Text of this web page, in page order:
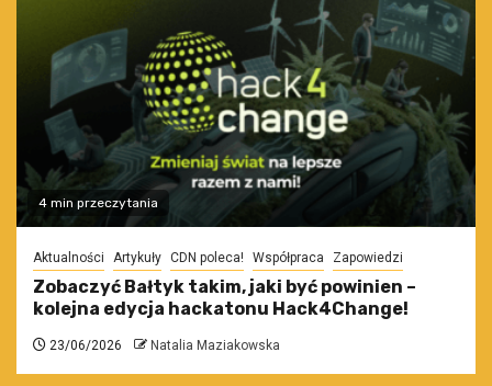
4 min przeczytania
Aktualności Artykuły CDN poleca! Współpraca Zapowiedzi
Zobaczyć Bałtyk takim, jaki być powinien –
kolejna edycja hackatonu Hack4Change!
23/06/2026 Natalia Maziakowska